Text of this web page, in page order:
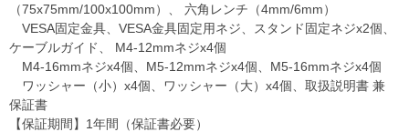
（75x75mm/100x100mm）、 六角レンチ（4mm/6mm）
VESA固定金具、VESA金具固定用ネジ、スタンド固定ネジx2個、
ケーブルガイド、 M4-12mmネジx4個
M4-16mmネジx4個、M5-12mmネジx4個、M5-16mmネジx4個
ワッシャー（小）x4個、ワッシャー（大）x4個、取扱説明書 兼
保証書
【保証期間】1年間（保証書必要）